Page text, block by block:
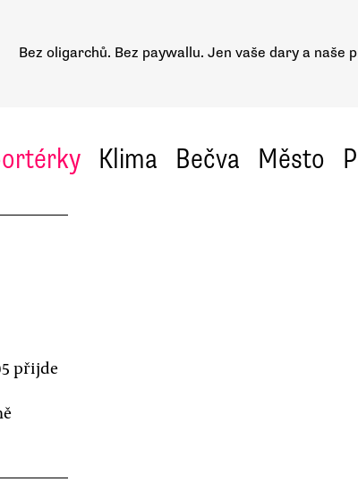
Bez oligarchů. Bez paywallu. Jen vaše dary a naše
Klima Bečva Město
přijde